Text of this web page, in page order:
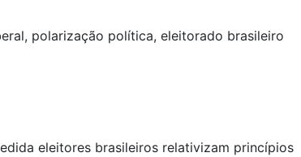
polarização política, eleitorado brasileiro
eleitores brasileiros relativizam princípios